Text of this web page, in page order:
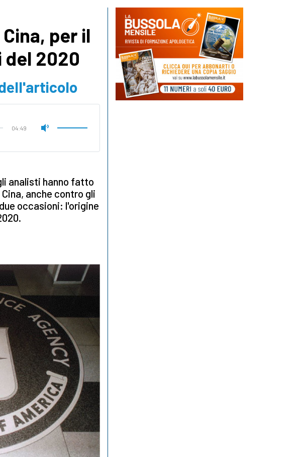
per il
del 2020
04:49
analisti hanno fatto
anche contro gli
occasioni: l'origine